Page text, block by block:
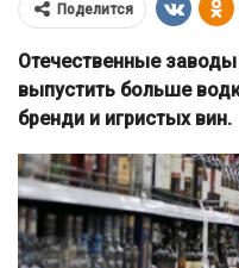
Поделится
Отечественные
выпустить больше
бренди и игристых вин.